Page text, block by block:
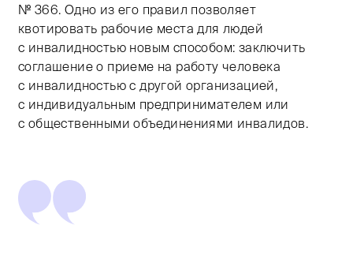
№ 366. Одно из его правил позволяет
квотировать рабочие места для людей
с инвалидностью новым способом: заключить
соглашение о приеме на работу человека
с инвалидностью с другой организацией,
с индивидуальным предпринимателем или
с общественными объединениями инвалидов.